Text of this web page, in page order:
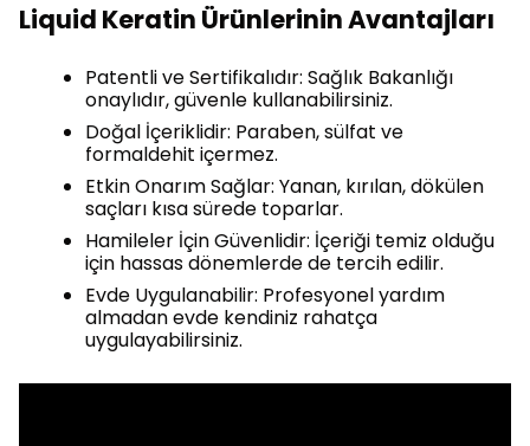
Liquid Keratin Ürünlerinin Avantajları
Patentli ve Sertifikalıdır: Sağlık Bakanlığı
onaylıdır, güvenle kullanabilirsiniz.
Doğal İçeriklidir: Paraben, sülfat ve
formaldehit içermez.
Etkin Onarım Sağlar: Yanan, kırılan, dökülen
saçları kısa sürede toparlar.
Hamileler İçin Güvenlidir: İçeriği temiz olduğu
için hassas dönemlerde de tercih edilir.
Evde Uygulanabilir: Profesyonel yardım
almadan evde kendiniz rahatça
uygulayabilirsiniz.